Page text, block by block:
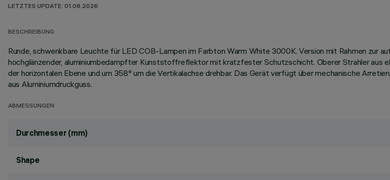
LETZTES UPDATE: 01.08.2026
BESCHREIBUNG
Runde, schwenkbare Leuchte für LED COB-Lampen im Farbton Warm White 3000K. Version mit Rahmen zur
hochglänzender, aluminiumbedampfter Kunststoffreflektor mit kratzfester Schutzschicht. Oberer Strahler aus
der horizontalen Ebene und um 358° um die Vertikalachse drehbar. Das Gerät verfügt über mechanische
aus Aluminiumdruckguss.
ABMESSUNGEN
Durchmesser (mm)
Shape